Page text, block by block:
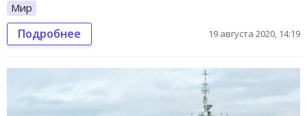
Мир
Подробнее 19 августа 2020, 14:19